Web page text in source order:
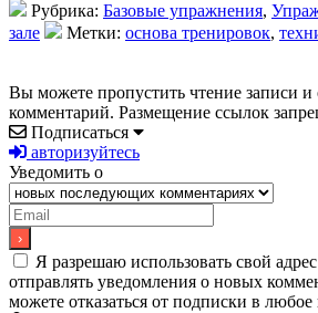
Рубрика: Базовые упражнения,
зале
Метки: основа тренировок,
Вы можете пропустить чтение записи и
комментарий. Размещение ссылок
Подписаться
авторизуйтесь
Уведомить о
Я разрешаю использовать свой
отправлять уведомления о новых
можете отказаться от подписки в любое